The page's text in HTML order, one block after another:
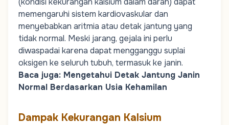
memengaruhi sistem kardiovaskular dan
menyebabkan aritmia atau detak jantung yang
tidak normal. Meski jarang, gejala ini perlu
diwaspadai karena dapat mengganggu suplai
oksigen ke seluruh tubuh, termasuk ke janin.
Baca juga: Mengetahui Detak Jantung Janin
Normal Berdasarkan Usia Kehamilan
Dampak Kekurangan Kalsium